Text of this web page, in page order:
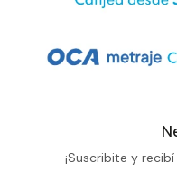
¡Suscribite y